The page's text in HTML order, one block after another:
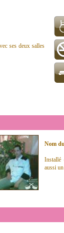
ses deux salles
Nom
Installé
aussi